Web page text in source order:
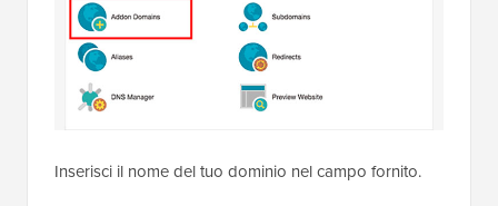
Inserisci il nome del tuo dominio nel campo fornito.